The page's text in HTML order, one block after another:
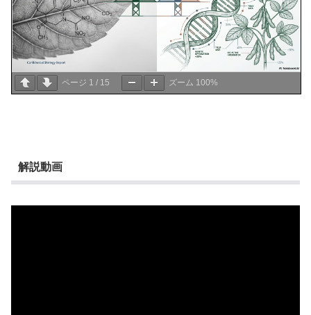
ページ 1 / 15 ズーム 100%
解説動画